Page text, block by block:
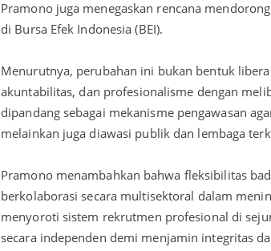
Pramono juga menegaskan rencana
di Bursa Efek Indonesia (BEI).
Menurutnya, perubahan ini bukan bentuk
akuntabilitas, dan profesionalisme dengan
dipandang sebagai mekanisme pengawasan
melainkan juga diawasi publik dan lembaga
Pramono menambahkan bahwa fleksibilitas
berkolaborasi secara multisektoral dalam
menyoroti sistem rekrutmen profesional di
secara independen demi menjamin integritas